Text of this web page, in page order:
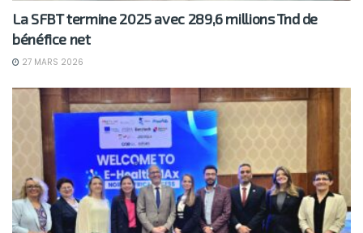
La SFBT termine 2025 avec 289,6 millions Tnd de
bénéfice net
27 MARS 2026